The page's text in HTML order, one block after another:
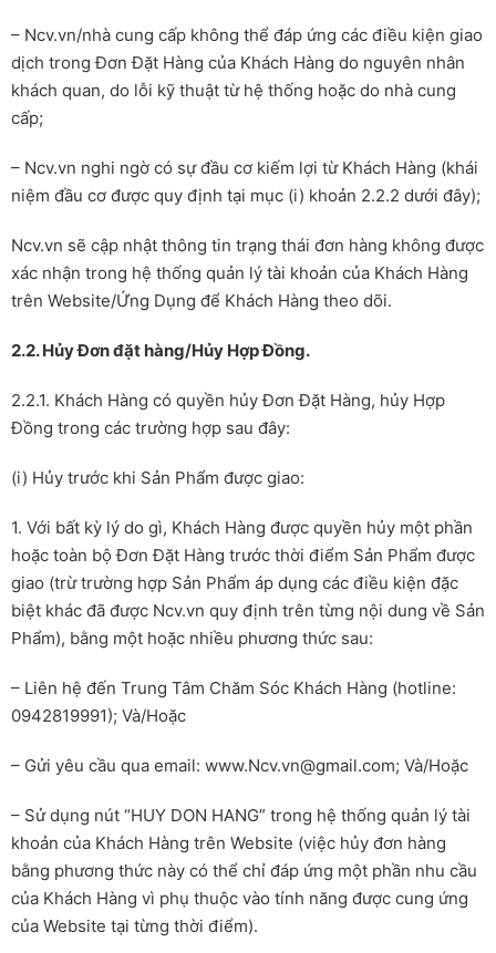
– Ncv.vn/nhà cung cấp không thể đáp ứng các điều kiện giao
dịch trong Đơn Đặt Hàng của Khách Hàng do nguyên nhân
khách quan, do lỗi kỹ thuật từ hệ thống hoặc do nhà cung
cấp;
– Ncv.vn nghi ngờ có sự đầu cơ kiếm lợi từ Khách Hàng (khái
niệm đầu cơ được quy định tại mục (i) khoản 2.2.2 dưới đây);
Ncv.vn sẽ cập nhật thông tin trạng thái đơn hàng không được
xác nhận trong hệ thống quản lý tài khoản của Khách Hàng
trên Website/Ứng Dụng để Khách Hàng theo dõi.
2.2. Hủy Đơn đặt hàng/Hủy Hợp Đồng.
2.2.1. Khách Hàng có quyền hủy Đơn Đặt Hàng, hủy Hợp
Đồng trong các trường hợp sau đây:
(i) Hủy trước khi Sản Phẩm được giao:
1. Với bất kỳ lý do gì, Khách Hàng được quyền hủy một phần
hoặc toàn bộ Đơn Đặt Hàng trước thời điểm Sản Phẩm được
giao (trừ trường hợp Sản Phẩm áp dụng các điều kiện đặc
biệt khác đã được Ncv.vn quy định trên từng nội dung về Sản
Phẩm), bằng một hoặc nhiều phương thức sau:
– Liên hệ đến Trung Tâm Chăm Sóc Khách Hàng (hotline:
0942819991); Và/Hoặc
– Gửi yêu cầu qua email: www.Ncv.vn@gmail.com; Và/Hoặc
– Sử dụng nút “HUY DON HANG” trong hệ thống quản lý tài
khoản của Khách Hàng trên Website (việc hủy đơn hàng
bằng phương thức này có thể chỉ đáp ứng một phần nhu cầu
của Khách Hàng vì phụ thuộc vào tính năng được cung ứng
của Website tại từng thời điểm).